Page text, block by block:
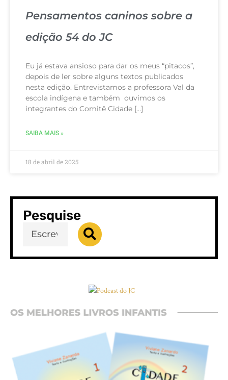
Pensamentos caninos sobre a
edição 54 do JC
Eu já estava ansioso para dar os meus “pitacos”,
depois de ler sobre alguns textos publicados
nesta edição. Entrevistamos a professora Val da
escola indígena e também ouvimos os
integrantes do Comitê Cidade […]
SAIBA MAIS »
18 de abril de 2025
Pesquise